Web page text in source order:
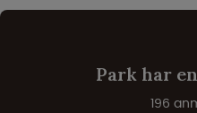
Park har
196